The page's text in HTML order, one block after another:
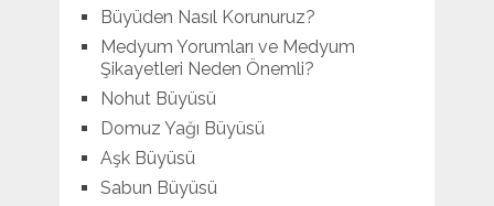
Büyüden Nasıl Korunuruz?
Medyum Yorumları ve Medyum
Şikayetleri Neden Önemli?
Nohut Büyüsü
Domuz Yağı Büyüsü
Aşk Büyüsü
Sabun Büyüsü